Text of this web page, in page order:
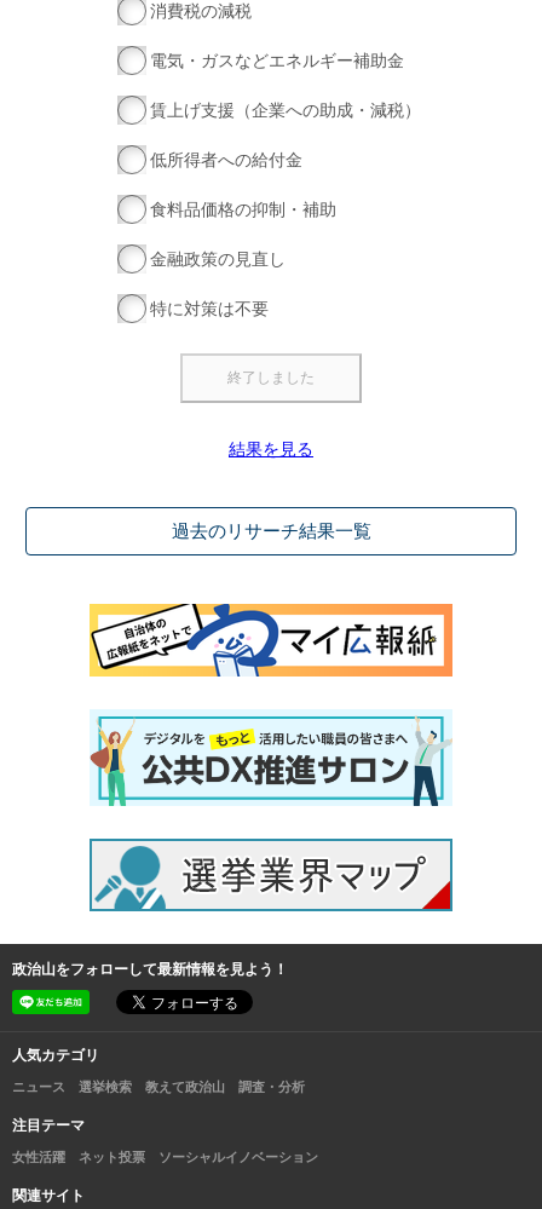
消費税の減税
電気・ガスなどエネルギー補助金
賃上げ支援（企業への助成・減税）
低所得者への給付金
食料品価格の抑制・補助
金融政策の見直し
特に対策は不要
結果を見る
過去のリサーチ結果一覧
政治山をフォローして最新情報を見よう！
人気カテゴリ
ニュース 選挙検索 教えて政治山 調査・分析
注目テーマ
女性活躍 ネット投票 ソーシャルイノベーション
関連サイト